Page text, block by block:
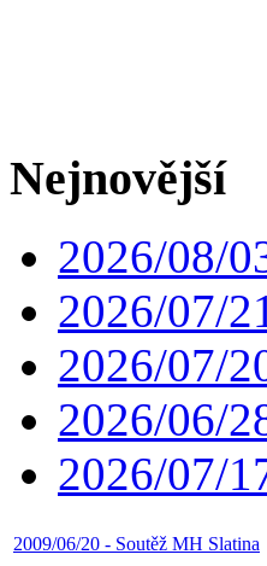
Nejnovější
2026/08/
2026/07/
2026/07/
2026/06/
2026/07/
2009/06/20 - Soutěž MH Slatina